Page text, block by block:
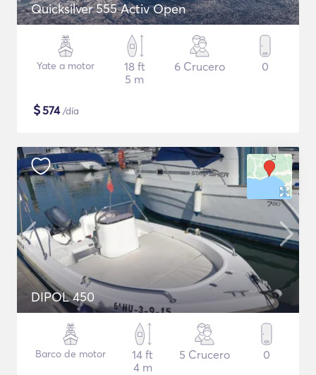
Quicksilver 555 Activ Open
Yate a motor
18 ft
5 m
6 Crucero 0
$574/día
DIPOL 450
Barco de motor
14 ft
4 m
5 Crucero 0